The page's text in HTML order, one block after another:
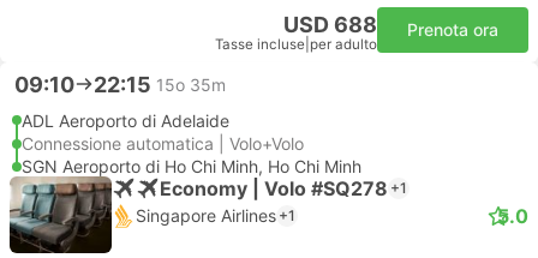
USD 688
Tasse incluse per adulto
Prenota ora
09:10 22:15 15o 35m
ADL Aeroporto di Adelaide
Connessione automatica | Volo+Volo
SGN Aeroporto di Ho Chi Minh, Ho Chi Minh
Economy | Volo #SQ278 +1
Singapore Airlines +1 5.0